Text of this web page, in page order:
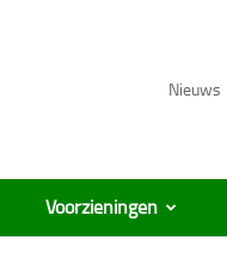
Nieuws
Voorzieningen